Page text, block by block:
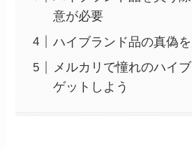
意が必要
ハイブランド品の真偽
メルカリで憧れのハイ
ゲットしよう